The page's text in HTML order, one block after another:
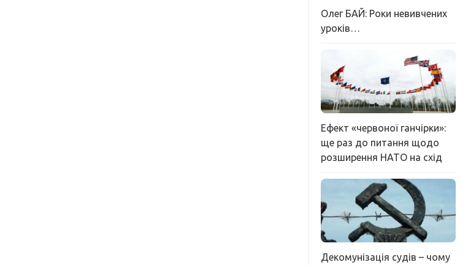
Олег БАЙ: Роки невивчених
уроків…
Ефект «червоної ганчірки»:
ще раз до питання щодо
розширення НАТО на схід
Декомунізація судів – чому